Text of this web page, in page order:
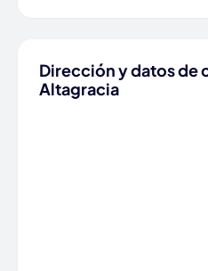
Dirección y datos de
Altagracia